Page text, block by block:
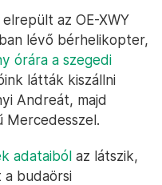
az OE-XWY
lévő bérhelikopter,
órára a szegedi
látták kiszállni
Andreát, majd
adataiból az látszik,
a budaörsi